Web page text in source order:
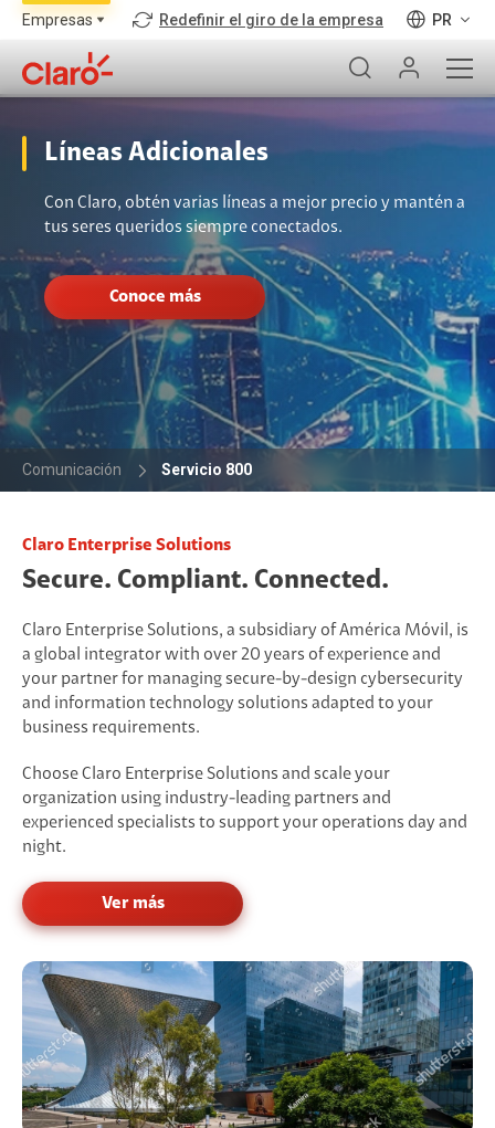
Redefinir el giro de la empresa PR
Líneas Adicionales
Con Claro, obtén varias líneas a mejor precio y mantén a
tus seres queridos siempre conectados.
Conoce más
Comunicación Servicio 800
Claro Enterprise Solutions
Secure. Compliant. Connected.
Claro Enterprise Solutions, a subsidiary of América Móvil, is
a global integrator with over 20 years of experience and
your partner for managing secure-by-design cybersecurity
and information technology solutions adapted to your
business requirements.
Choose Claro Enterprise Solutions and scale your
organization using industry-leading partners and
experienced specialists to support your operations day and
night.
Ver más